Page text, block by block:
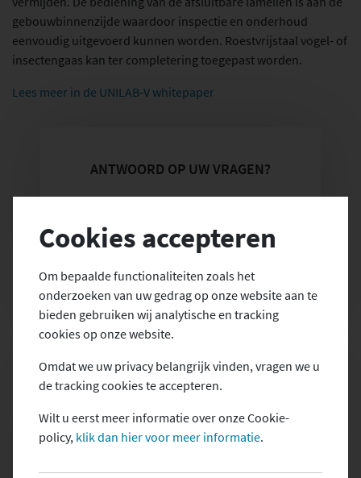
gebouwbinnenzijde waardoor inspectie en onderhoud
eenvoudig uitgevoerd kunnen worden. Roestvrijstaal vogel- of
insectengaas kan ter completering toegepast worden.
Lees meer in de UNILAB-V whitepaper
ANTWOORD OP UW VRAGEN?
NEEM CONTACT OP
PERSOONLIJK GESPREK?
PROJECTAANPAK
BRANCHES
WERKEN BIJ BOVEMA
Export
Contact
Cookies accepteren
Om bepaalde functionaliteiten zoals het
onderzoeken van uw gedrag op onze website aan te
bieden gebruiken wij analytische en tracking
cookies op onze website.
Omdat we uw privacy belangrijk vinden, vragen we u
de tracking cookies te accepteren.
Wilt u eerst meer informatie over onze Cookie-
policy, klik dan hier voor meer informatie.